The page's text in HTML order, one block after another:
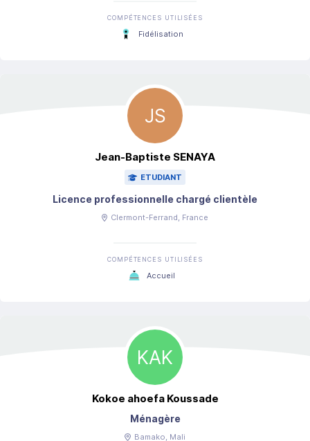
COMPÉTENCES UTILISÉES
Fidélisation
JS
Jean-Baptiste SENAYA
ETUDIANT
Licence professionnelle chargé clientèle
Clermont-Ferrand, France
COMPÉTENCES UTILISÉES
Accueil
KAK
Kokoe ahoefa Koussade
Ménagère
Bamako, Mali